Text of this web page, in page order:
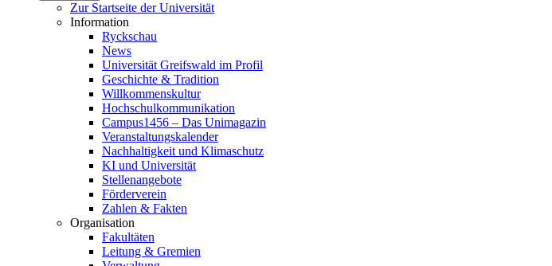
Zur Startseite der Universität
Information
Ryckschau
News
Universität Greifswald im Profil
Geschichte & Tradition
Willkommenskultur
Hochschulkommunikation
Campus1456 – Das Unimagazin
Veranstaltungskalender
Nachhaltigkeit und Klimaschutz
KI und Universität
Stellenangebote
Förderverein
Zahlen & Fakten
Organisation
Fakultäten
Leitung & Gremien